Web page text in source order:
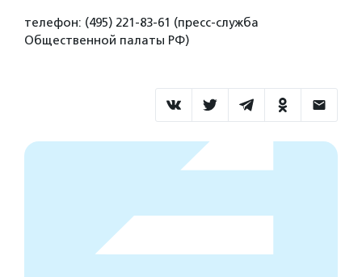
телефон: (495) 221-83-61 (пресс-служба
Общественной палаты РФ)